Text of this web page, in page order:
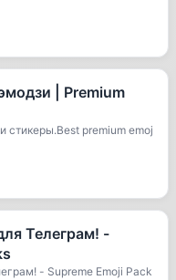
| Premium
premium emoj
Телеграм! -
- Supreme Emoji Pack